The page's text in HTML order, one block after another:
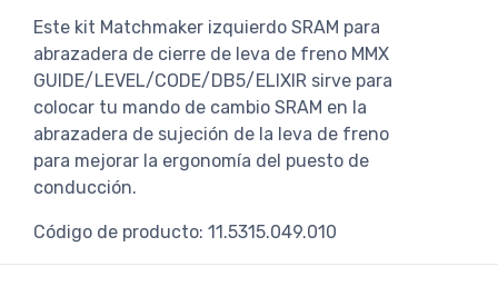
Este kit Matchmaker izquierdo SRAM para
abrazadera de cierre de leva de freno MMX
GUIDE/LEVEL/CODE/DB5/ELIXIR sirve para
colocar tu mando de cambio SRAM en la
abrazadera de sujeción de la leva de freno
para mejorar la ergonomía del puesto de
conducción.
Código de producto: 11.5315.049.010